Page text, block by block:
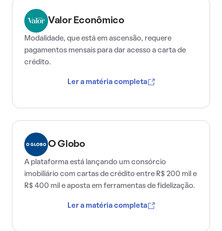
Valor Econômico
Modalidade, que está em ascensão, requere
pagamentos mensais para dar acesso a carta de
crédito.
Ler a matéria completa
O Globo
A plataforma está lançando um consórcio
imobiliário com cartas de crédito entre R$ 200 mil e
R$ 400 mil e aposta em ferramentas de fidelização.
Ler a matéria completa